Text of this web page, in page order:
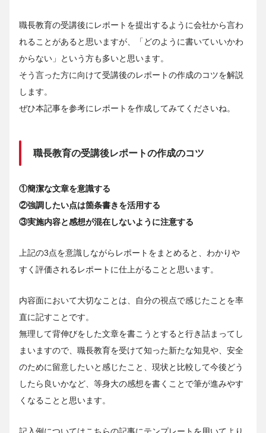
職長教育の受講後にレポートを提出するように会社から言わ
れることがあると思いますが、「どのように書いていいかわ
からない」という方も多いと思います。
そう言った方に向けて受講後のレポートの作成のコツを解説
します。
ぜひ本記事を参考にレポートを作成してみてくださいね。
職長教育の受講後レポートの作成のコツ
①簡潔な文章を意識する
②強調したい点は箇条書きを活用する
③実施内容と感想が混在しないように注意する
上記の3点を意識しながらレポートをまとめると、わかりや
すく評価されるレポートに仕上がることと思います。
内容面において大切なことは、自分の視点で感じたことを率
直に記すことです。
無理して背伸びをした文章を書こうとすると行き詰まってし
まいますので、職長教育を受けて知った新たな知見や、安全
のために留意したいと感じたこと、現状と比較して今後どう
したら良いかなど、等身大の感想を書くことで筆が進みやす
くなることと思います。